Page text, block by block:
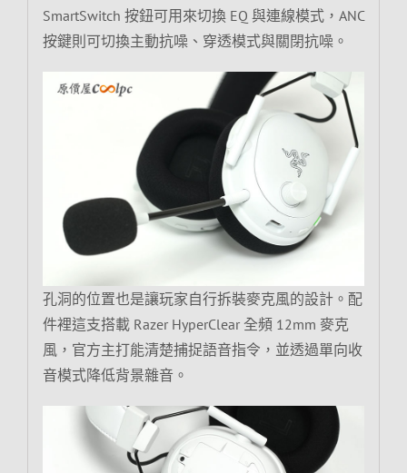
SmartSwitch 按鈕可用來切換 EQ 與連線模式，ANC
按鍵則可切換主動抗噪、穿透模式與關閉抗噪。
孔洞的位置也是讓玩家自行拆裝麥克風的設計。配
件裡這支搭載 Razer HyperClear 全頻 12mm 麥克
風，官方主打能清楚捕捉語音指令，並透過單向收
音模式降低背景雜音。